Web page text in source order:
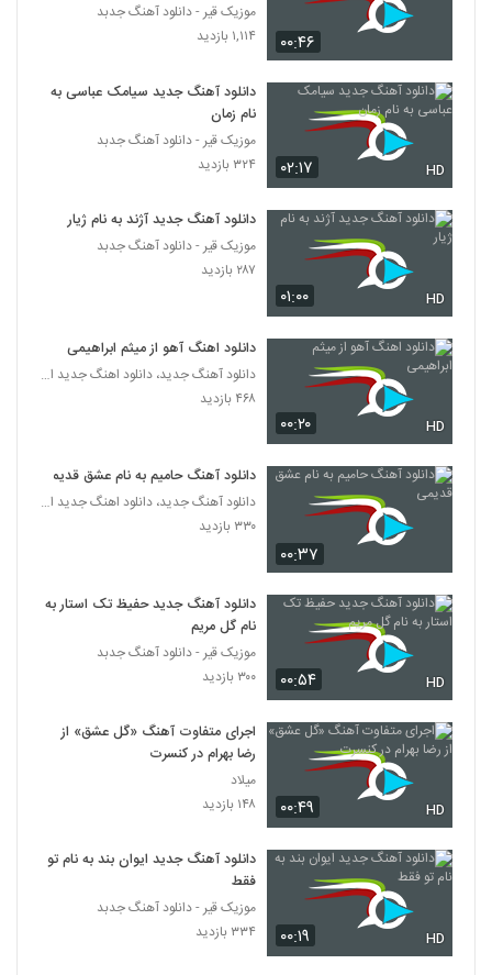
34
دانلود آهنگ جدید و زیبای حسین توکلی با نام
پرپر زدم برات
دانلود آهنگ جدید و زیبای امیرحسین میری با
نام جان تویی
۱,۳۹۰ بازدید
Majid Rezaei Ideal
37
آهنگ محمدرضا عشریه بنام نامه
۱,۴۱۰ بازدید
آهنگ فرشید ادهمی بنام تسکین
40 سعادت با نام دلم پیشت گیره
41
alireza ghorbani Eshgh Asan
Nadarad
آصف آریا آهنگ چه عجب (رمیکس)
43
دانلود آهنگ جدید و زیبای امیر عباس گلاب با
نام کودکانه
موزیک زیبای مستم کن از بابک ارجمند
۱,۱۶۵ بازدید
۰۰:۴۶
موزیک قیر - دانلود آهنگ جدبد
۱,۱۱۴ بازدید
۰۲:۱۷ HD
دانلود آهنگ جدید سیامک عباسی به
نام زمان
موزیک قیر - دانلود آهنگ جدبد
۳۲۴ بازدید
۰۱:۰۰ HD
دانلود آهنگ جدید آژند به نام ژیار
موزیک قیر - دانلود آهنگ جدبد
۲۸۷ بازدید
۰۰:۲۰ HD
دانلود اهنگ آهو از میثم ابراهیمی
دانلود آهنگ جدید، دانلود اهنگ جدید ایرانی
۴۶۸ بازدید
۰۰:۳۷
دانلود آهنگ حامیم به نام عشق قدیمی
دانلود آهنگ جدید، دانلود اهنگ جدید ایرانی
۳۳۰ بازدید
۰۰:۵۴ HD
دانلود آهنگ جدید حفیظ تک استار به
نام گل مریم
موزیک قیر - دانلود آهنگ جدبد
۳۰۰ بازدید
۰۰:۴۹ HD
اجرای متفاوت آهنگ «گل عشق» از
رضا بهرام در کنسرت
میلاد
۱۴۸ بازدید
۰۰:۱۹ HD
دانلود آهنگ جدید ایوان بند به نام تو
فقط
موزیک قیر - دانلود آهنگ جدبد
۳۳۴ بازدید